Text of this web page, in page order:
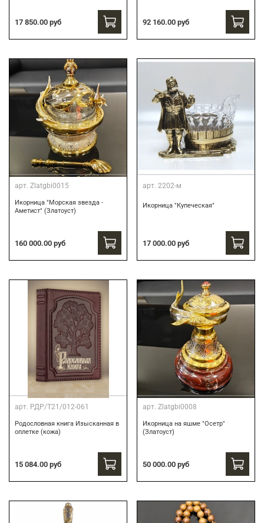
17 850.00 руб 92 160.00 руб
арт. Zlatgbi0015
Икорница "Морская звезда -
Аметист" (Златоуст)
160 000.00 руб
арт. 2202-м
Икорница "Купеческая"
17 000.00 руб
арт. РДР/Т21/012-061
Родословная книга Изысканная в
оплетке (кожа)
15 084.00 руб
арт. Zlatgbi0008
Икорница на яшме "Осетр"
(Златоуст)
50 000.00 руб